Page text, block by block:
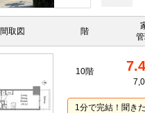
間取図 階
10階
1分で完結！聞き